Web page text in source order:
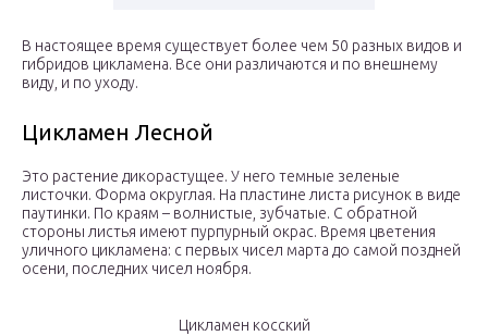
В настоящее время существует более чем 50 разных видов и
гибридов цикламена. Все они различаются и по внешнему
виду, и по уходу.
Цикламен Лесной
Это растение дикорастущее. У него темные зеленые
листочки. Форма округлая. На пластине листа рисунок в виде
паутинки. По краям – волнистые, зубчатые. С обратной
стороны листья имеют пурпурный окрас. Время цветения
уличного цикламена: с первых чисел марта до самой поздней
осени, последних чисел ноября.
Цикламен косский